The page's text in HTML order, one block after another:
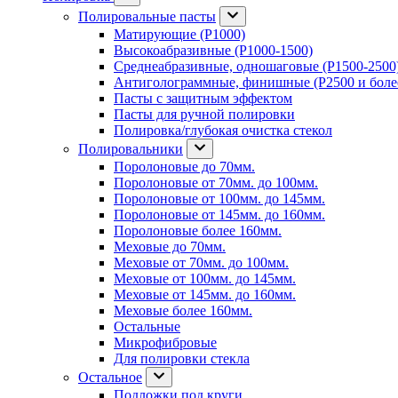
Полировальные пасты
Матирующие (P1000)
Высокоабразивные (P1000-1500)
Среднеабразивные, одношаговые (P1500-
Антиголограммные, финишные (P2500 и
Пасты с защитным эффектом
Пасты для ручной полировки
Полировка/глубокая очистка стекол
Полировальники
Поролоновые до 70мм.
Поролоновые от 70мм. до 100мм.
Поролоновые от 100мм. до 145мм.
Поролоновые от 145мм. до 160мм.
Поролоновые более 160мм.
Меховые до 70мм.
Меховые от 70мм. до 100мм.
Меховые от 100мм. до 145мм.
Меховые от 145мм. до 160мм.
Меховые более 160мм.
Остальные
Микрофибровые
Для полировки стекла
Остальное